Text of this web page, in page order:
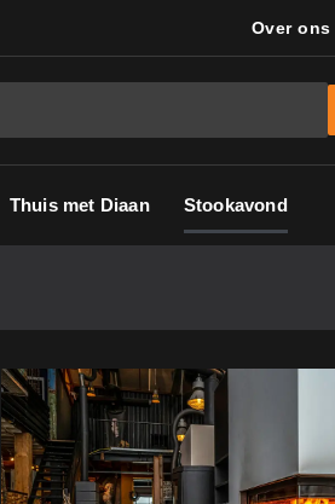
Over ons
Thuis met Diaan Stookavond